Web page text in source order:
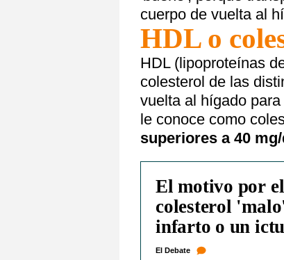
cuerpo de vuelta al
HDL o
HDL (lipoproteínas
colesterol de las
vuelta al hígado
le conoce como
superiores a 40
El motivo por
colesterol
infarto o un
El Debate